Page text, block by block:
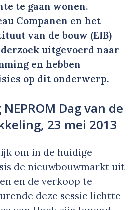
te gaan wonen.
Companen en het
van de bouw (EIB)
uitgevoerd naar
en hebben
op dit onderwerp.
Dag van de
23 mei 2013
om in de huidige
de nieuwbouwmarkt uit
en de verkoop te
deze sessie lichtte